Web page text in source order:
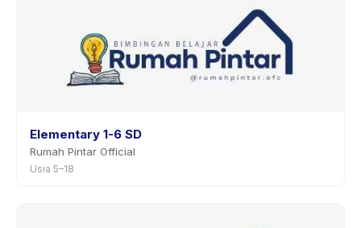
Elementary 1-6 SD
Rumah Pintar Official
Usia 5–18